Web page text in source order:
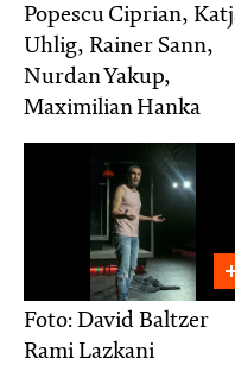
Popescu Ciprian,
Uhlig, Rainer Sann,
Nurdan Yakup,
Maximilian Hanka
Foto: David Baltzer
Rami Lazkani